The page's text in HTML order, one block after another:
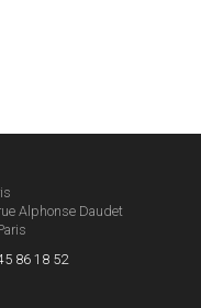
Alphonse Daudet
86 18 52